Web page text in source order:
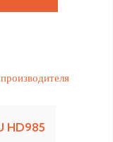
HD985